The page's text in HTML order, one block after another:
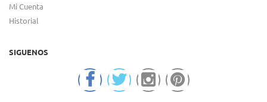
Mi Cuenta
Historial
SIGUENOS